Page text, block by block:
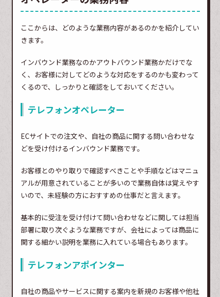
ここからは、どのような業務内容があるのかを紹介してい
きます。
インバウンド業務なのかアウトバウンド業務かだけでな
く、お客様に対してどのような対応をするのかも変わって
くるので、しっかりと確認をしておいてください。
テレフォンオペレーター
ECサイトでの注文や、自社の商品に関する問い合わせな
どを受け付けるインバウンド業務です。
お客様とのやり取りで確認すべきことや手順などはマニュ
アルが用意されていることが多いので業務自体は覚えやす
いので、未経験の方におすすめの仕事だと言えます。
基本的に受注を受け付けて問い合わせなどに関しては担当
部署に取り次ぐような業務ですが、会社によっては商品に
関する細かい説明を業務に入れている場合もあります。
テレフォンアポインター
自社の商品やサービスに関する案内を新規のお客様や他社